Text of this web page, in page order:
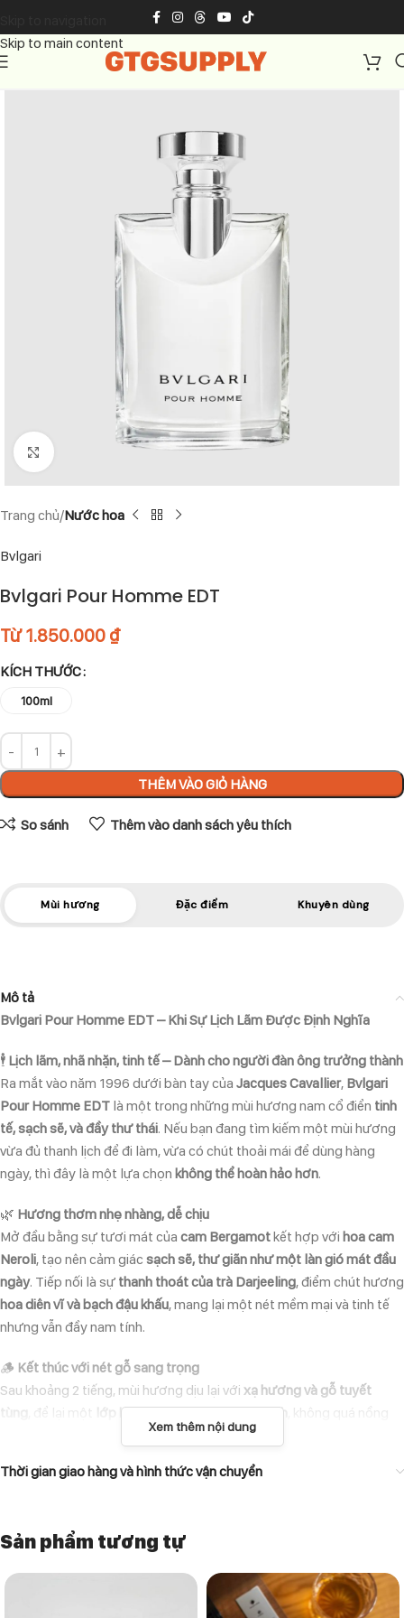
Skip to main content
Click to enlarge
Trang chủ Nước hoa
Bvlgari
Bvlgari Pour Homme EDT
Từ1.850.000 ₫
KÍCH THƯỚC
100ml
THÊM VÀO GIỎ HÀNG
So sánh Thêm vào danh sách yêu thích
Mùi hương Đặc điểm Khuyên dùng
Mô tả
Bvlgari Pour Homme EDT – Khi Sự Lịch Lãm Được Định Nghĩa
🕴 Lịch lãm, nhã nhặn, tinh tế – Dành cho người đàn ông trưởng thành
Ra mắt vào năm 1996 dưới bàn tay của Jacques Cavallier, Bvlgari
Pour Homme EDT là một trong những mùi hương nam cổ điển tinh
tế, sạch sẽ, và đầy thư thái. Nếu bạn đang tìm kiếm một mùi hương
vừa đủ thanh lịch để đi làm, vừa có chút thoải mái để dùng hàng
ngày, thì đây là một lựa chọn không thể hoàn hảo hơn.
🌿 Hương thơm nhẹ nhàng, dễ chịu
Mở đầu bằng sự tươi mát của cam Bergamotkết hợp với hoa cam
Neroli, tạo nên cảm giác sạch sẽ, thư giãn như một làn gió mát đầu
ngày. Tiếp nối là sự thanh thoát của trà Darjeeling, điểm chút hương
hoa diên vĩ và bạch đậu khấu, mang lại một nét mềm mại và tinh tế
nhưng vẫn đầy nam tính.
🪵 Kết thúc với nét gỗ sang trọng
Sau khoảng 2 tiếng, mùi hương dịu lại với xạ hương và gỗ tuyết
tùng
, để lại một lớp hương nhẹ nhàng, thanh lịch , không quá nồng
nhưng vẫn đủ để người khác nhớ đến bạn.
🕶Ai nên dùng Bvlgari Pour Homme?
✔Những ai thích nước hoa sạch sẽ, dễ chịu, không quá cầu kỳ
⏳
4-6 tiếng (khá ổn cho một EDT nhẹ nhàng).
Xem thêm nội dung
Thời gian giao hàng và hình thức vận chuyển
Sản phẩm tương tự